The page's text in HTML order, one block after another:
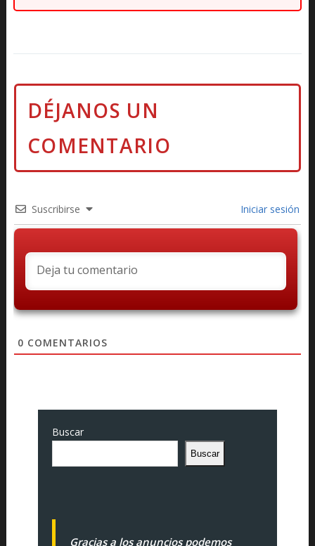
Suscribirse Iniciar sesión
0 COMENTARIOS
Buscar
Buscar
Gracias a los anuncios podemos